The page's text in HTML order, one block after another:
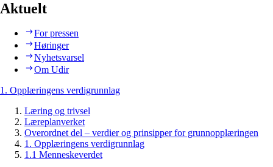
Aktuelt
For pressen
Høringer
Nyhetsvarsel
Om Udir
1. Opplæringens verdigrunnlag
Læring og trivsel
Læreplanverket
Overordnet del – verdier og prinsipper for grunnopplæringen
1. Opplæringens verdigrunnlag
1.1 Menneskeverdet